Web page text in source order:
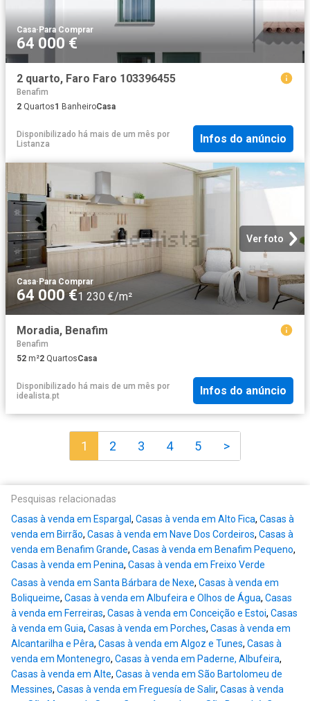
Casa· Para Comprar
64 000 €
2 quarto, Faro Faro 103396455
Benafim
2 Quartos1 BanheiroCasa
Disponibilizado há mais de um mês por
Listanza
Infos do anúncio
Ver foto
Casa·Para Comprar
64 000 €1 230 €/m²
Moradia, Benafim
Benafim
52 m²2 QuartosCasa
Disponibilizado há mais de um mês por
idealista.pt
Infos do anúncio
1 2 3 4 5 >
Pesquisas relacionadas
Casas à venda em Espargal, Casas à venda em Alto Fica, Casas à
venda em Birrão, Casas à venda em Nave Dos Cordeiros, Casas à
venda em Benafim Grande, Casas à venda em Benafim Pequeno,
Casas à venda em Penina, Casas à venda em Freixo Verde
Casas à venda em Santa Bárbara de Nexe, Casas à venda em
Boliqueime, Casas à venda em Albufeira e Olhos de Água, Casas
à venda em Ferreiras, Casas à venda em Conceição e Estoi, Casas
à venda em Guia, Casas à venda em Porches, Casas à venda em
Alcantarilha e Pêra, Casas à venda em Algoz e Tunes, Casas à
venda em Montenegro, Casas à venda em Paderne, Albufeira,
Casas à venda em Alte, Casas à venda em São Bartolomeu de
Messines, Casas à venda em Freguesía de Salir, Casas à venda